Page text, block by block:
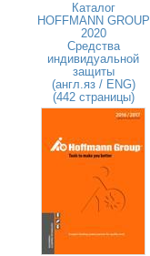
Каталог
HOFFMANN GROUP
2020
Средства
индивидуальной
защиты
(англ.яз / ENG)
(442 страницы)